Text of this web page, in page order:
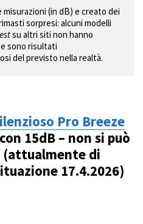
(in dB) e creato dei
sorpresi: alcuni modelli
su altri siti non hanno
sono risultati
del previsto nella realtà.
Pro Breeze
15dB – non si può
(attualmente di
17.4.2026)